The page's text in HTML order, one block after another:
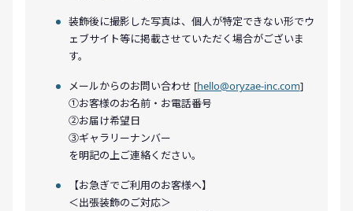
装飾後に撮影した写真は、個人が特定できない形でウ
ェブサイト等に掲載させていただく場合がございま
す。
メールからのお問い合わせ [hello@oryzae-inc.com]
①お客様のお名前・お電話番号
②お届け希望日
③ギャラリーナンバー
を明記の上ご連絡ください。
【お急ぎでご利用のお客様へ】
＜出張装飾のご対応＞